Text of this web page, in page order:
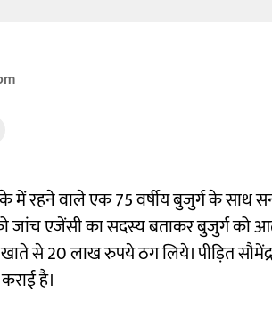
में रहने वाले एक 75 वर्षीय बुजुर्ग के साथ
एजेंसी का सदस्य बताकर बुजुर्ग को
से 20 लाख रुपये ठग लिये। पीड़ित
है।